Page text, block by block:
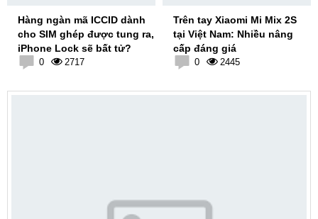
Hàng ngàn mã ICCID dành
cho SIM ghép được tung ra,
iPhone Lock sẽ bất tử?
0 2717
Trên tay Xiaomi Mi Mix 2S
tại Việt Nam: Nhiều nâng
cấp đáng giá
0 2445